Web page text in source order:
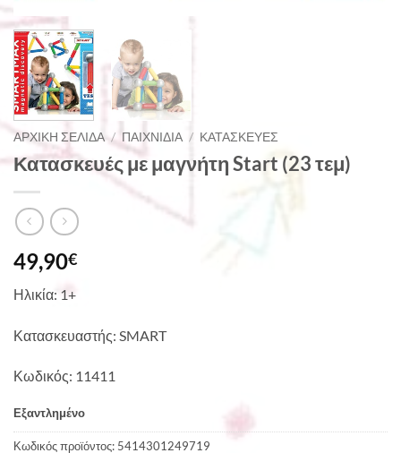
ΑΡΧΙΚΉ ΣΕΛΊΔΑ / ΠΑΙΧΝΊΔΙΑ / ΚΑΤΑΣΚΕΥΈΣ
Κατασκευές με μαγνήτη Start (23 τεμ)
49,90€
Ηλικία: 1+
Κατασκευαστής: SMART
Κωδικός: 11411
Εξαντλημένο
Κωδικός προϊόντος: 5414301249719